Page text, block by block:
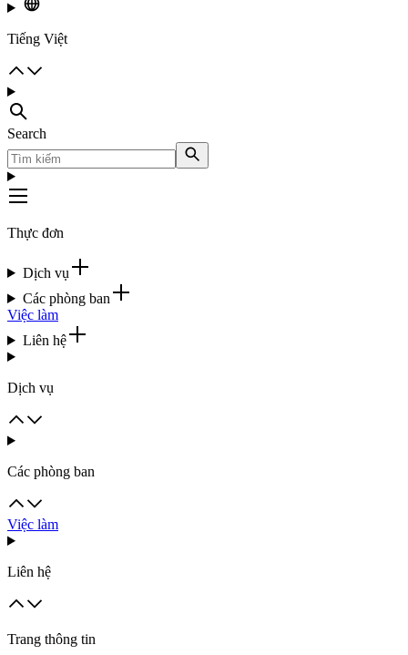
Tiếng Việt
Search
Thực đơn
Dịch vụ
Các phòng ban
Việc làm
Liên hệ
Dịch vụ
Các phòng ban
Việc làm
Liên hệ
Trang thông tin